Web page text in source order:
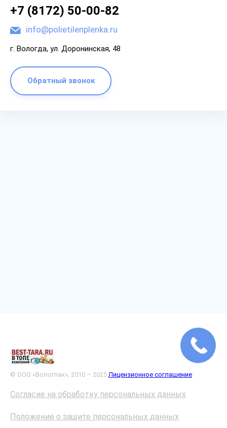
+7 (8172) 50-00-82
info@polietilenplenka.ru
г. Вологда, ул. Доронинская, 48
Обратный звонок
© ООО «Вологпак», 2010 – 2025 Лицензионное соглашение
Согласие на обработку персональных данных
Положение о защите персональных данных